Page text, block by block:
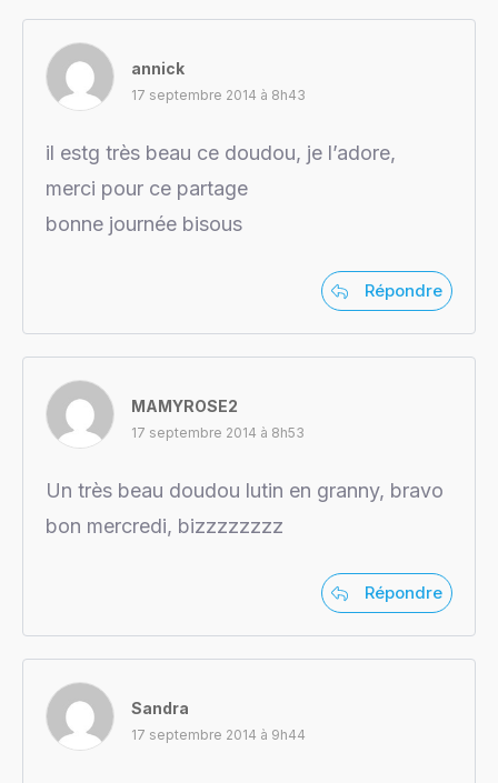
annick
17 septembre 2014 à 8h43
il estg très beau ce doudou, je l’adore,
merci pour ce partage
bonne journée bisous
Répondre
MAMYROSE2
17 septembre 2014 à 8h53
Un très beau doudou lutin en granny, bravo
bon mercredi, bizzzzzzzz
Répondre
Sandra
17 septembre 2014 à 9h44